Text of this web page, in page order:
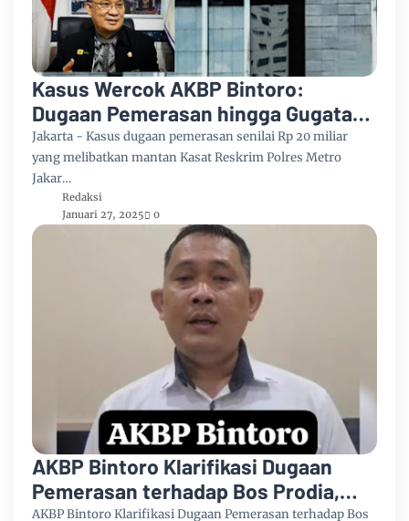
Kasus Wercok AKBP Bintoro:
Dugaan Pemerasan hingga Gugatan
Perdata, Polda Metro Jaya Turun
Tangan
Jakarta - Kasus dugaan pemerasan senilai Rp 20 miliar
yang melibatkan mantan Kasat Reskrim Polres Metro
Jakar…
Redaksi
Januari 27, 2025
0
AKBP Bintoro Klarifikasi Dugaan
Pemerasan terhadap Bos Prodia,
Gemetar Diperiksa 8 Jam
AKBP Bintoro Klarifikasi Dugaan Pemerasan terhadap Bos